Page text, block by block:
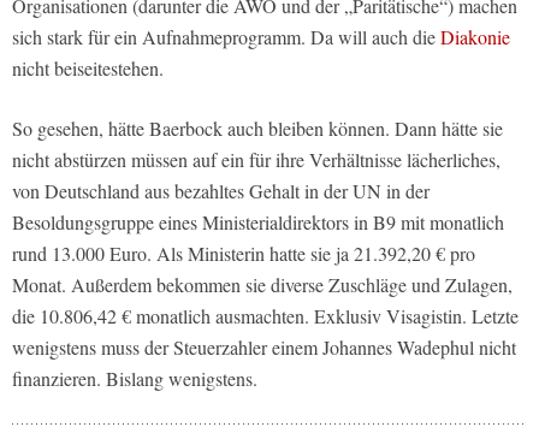
Organisationen (darunter die AWO und der „Paritätische“) machen
sich stark für ein Aufnahmeprogramm. Da will auch dieDiakonie
nicht beiseitestehen.
So gesehen, hätte Baerbock auch bleiben können. Dann hätte sie
nicht abstürzen müssen auf ein für ihre Verhältnisse lächerliches,
von Deutschland aus bezahltes Gehalt in der UN in der
Besoldungsgruppe eines Ministerialdirektors in B9 mit monatlich
rund 13.000 Euro. Als Ministerin hatte sie ja 21.392,20 € pro
Monat. Außerdem bekommen sie diverse Zuschläge und Zulagen,
die 10.806,42 € monatlich ausmachten. Exklusiv Visagistin. Letzte
wenigstens muss der Steuerzahler einem Johannes Wadephul nicht
finanzieren. Bislang wenigstens.